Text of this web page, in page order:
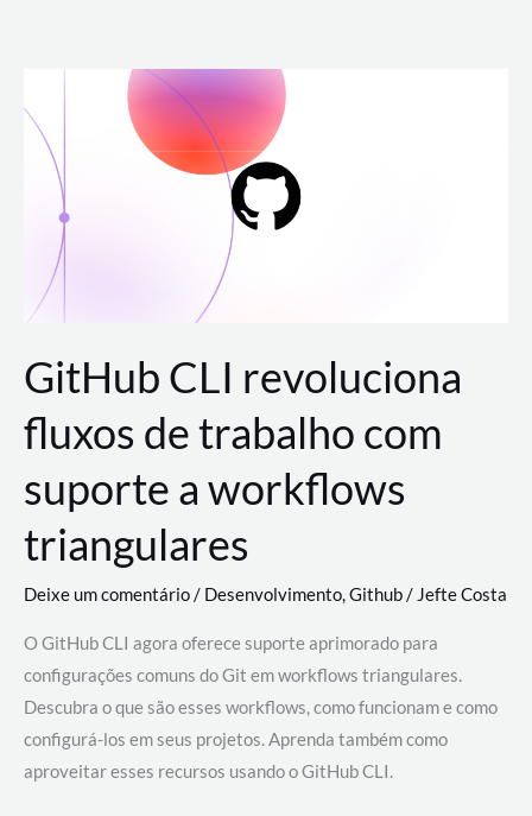
para
conteúdo
GitHub CLI revoluciona
fluxos de trabalho com
suporte a workflows
triangulares
Deixe um comentário/ Desenvolvimento,Github/ Jefte Costa
O GitHub CLI agora oferece suporte aprimorado para
configurações comuns do Git em workflows triangulares.
Descubra o que são esses workflows, como funcionam e como
configurá-los em seus projetos. Aprenda também como
aproveitar esses recursos usando o GitHub CLI.